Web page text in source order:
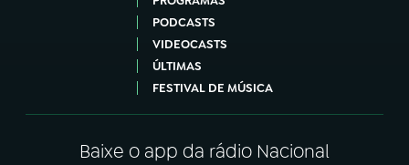
PODCASTS
VIDEOCASTS
ÚLTIMAS
FESTIVAL DE MÚSICA
Baixe o app da rádio Nacional